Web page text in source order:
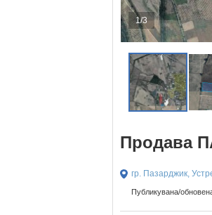
1/3
Продава
гр. Пазарджик,
Публикувана/